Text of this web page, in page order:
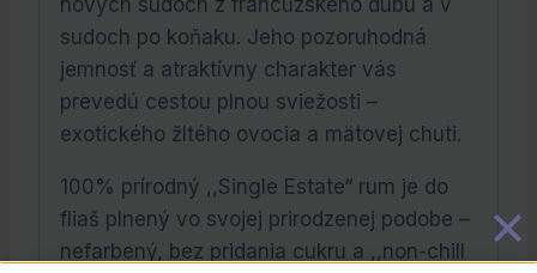
sudoch po koňaku. Jeho pozoruhodná
jemnosť a atraktívny charakter vás
prevedú cestou plnou sviežosti –
exotického žltého ovocia a mätovej chuti.
100% prírodný ,,Single Estate“ rum je do
fliaš plnený vo svojej prirodzenej podobe –
nefarbený, bez pridania cukru a ,,non-chill